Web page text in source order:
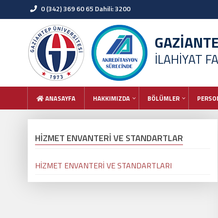
0 (342) 369 60 65 Dahili: 3200
İLAHİYAT
ANASAYFA HAKKIMIZDA BÖLÜMLER
HİZMET ENVANTERİ VE STANDARTLAR
HİZMET ENVANTERİ VE STANDARTLARI